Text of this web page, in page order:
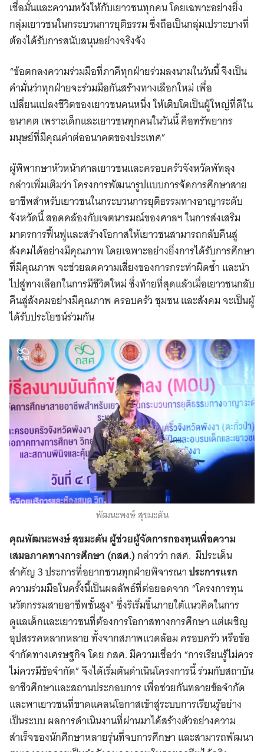
เชื่อมั่นและความหวังให้กับเยาวชนทุกคน โดยเฉพาะอย่างยิ่ง
กลุ่มเยาวชนในกระบวนการยุติธรรม ซึ่งถือเป็นกลุ่มเปราะบางที่
ต้องได้รับการสนับสนุนอย่างจริงจัง
“ข้อตกลงความร่วมมือที่ภาคีทุกฝ่ายร่วมลงนามในวันนี้ จึงเป็น
คำมั่นว่าทุกฝ่ายจะร่วมมือกันสร้างทางเลือกใหม่ เพื่อ
เปลี่ยนแปลงชีวิตของเยาวชนคนหนึ่ง ให้เติบโตเป็นผู้ใหญ่ที่ดีใน
อนาคต เพราะเด็กและเยาวชนทุกคนในวันนี้ คือทรัพยากร
มนุษย์ที่มีคุณค่าต่ออนาคตของประเทศ”
ผู้พิพากษาหัวหน้าศาลเยาวชนและครอบครัวจังหวัดพัทลุง
กล่าวเพิ่มเติมว่า โครงการพัฒนารูปแบบการจัดการศึกษาสาย
อาชีพสำหรับเยาวชนในกระบวนการยุติธรรมทางอาญาระดับ
จังหวัดนี้ สอดคล้องกับเจตนารมณ์ของศาลฯ ในการส่งเสริม
มาตรการฟื้นฟูและสร้างโอกาสให้เยาวชนสามารถกลับคืนสู่
สังคมได้อย่างมีคุณภาพ โดยเฉพาะอย่างยิ่งการได้รับการศึกษา
ที่มีคุณภาพ จะช่วยลดความเสี่ยงของการกระทำผิดซ้ำ และนำ
ไปสู่ทางเลือกในการมีชีวิตใหม่ ซึ่งท้ายที่สุดแล้วเมื่อเยาวชนกลับ
คืนสู่สังคมอย่างมีคุณภาพ ครอบครัว ชุมชน และสังคม จะเป็นผู้
ได้รับประโยชน์ร่วมกัน
พัฒนะพงษ์ สุขมะดัน
คุณพัฒนะพงษ์ สุขมะดัน ผู้ช่วยผู้จัดการกองทุนเพื่อความ
เสมอภาคทางการศึกษา (กสศ.)กล่าวว่า กสศ. มีประเด็น
สำคัญ 3 ประการที่อยากชวนทุกฝ่ายพิจารณาประการแรก
ความร่วมมือในครั้งนี้เป็นผลลัพธ์ที่ต่อยอดจาก “โครงการทุน
นวัตกรรมสายอาชีพชั้นสูง” ซึ่งริเริ่มขึ้นภายใต้แนวคิดในการ
ดูแลเด็กและเยาวชนที่ต้องการโอกาสทางการศึกษา แต่เผชิญ
อุปสรรคหลากหลาย ทั้งจากสภาพแวดล้อม ครอบครัว หรือข้อ
จำกัดทางเศรษฐกิจ โดย กสศ. มีความเชื่อว่า “การเรียนรู้ไม่ควร
ไม่ควรมีข้อจำกัด” จึงได้เริ่มต้นดำเนินโครงการนี้ ร่วมกับสถาบัน
อาชีวศึกษาและสถานประกอบการ เพื่อช่วยกันทลายข้อจำกัด
และพาเยาวชนที่ขาดแคลนโอกาสเข้าสู่ระบบการเรียนรู้อย่าง
เป็นระบบ ผลการดำเนินงานที่ผ่านมาได้สร้างตัวอย่างความ
สำเร็จของนักศึกษาหลายรุ่นที่จบการศึกษา และสามารถพัฒนา